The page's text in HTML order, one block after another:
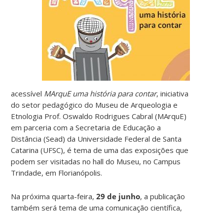
acessível MArquE uma história para contar, iniciativa
do setor pedagógico do Museu de Arqueologia e
Etnologia Prof. Oswaldo Rodrigues Cabral (MArquE)
em parceria com a Secretaria de Educação a
Distância (Sead) da Universidade Federal de Santa
Catarina (UFSC), é tema de uma das exposições que
podem ser visitadas no hall do Museu, no Campus
Trindade, em Florianópolis.
Na próxima quarta-feira,29 de junho, a publicação
também será tema de uma comunicação científica,